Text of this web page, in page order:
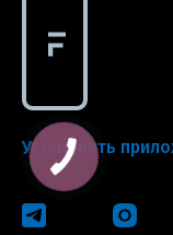
Установить